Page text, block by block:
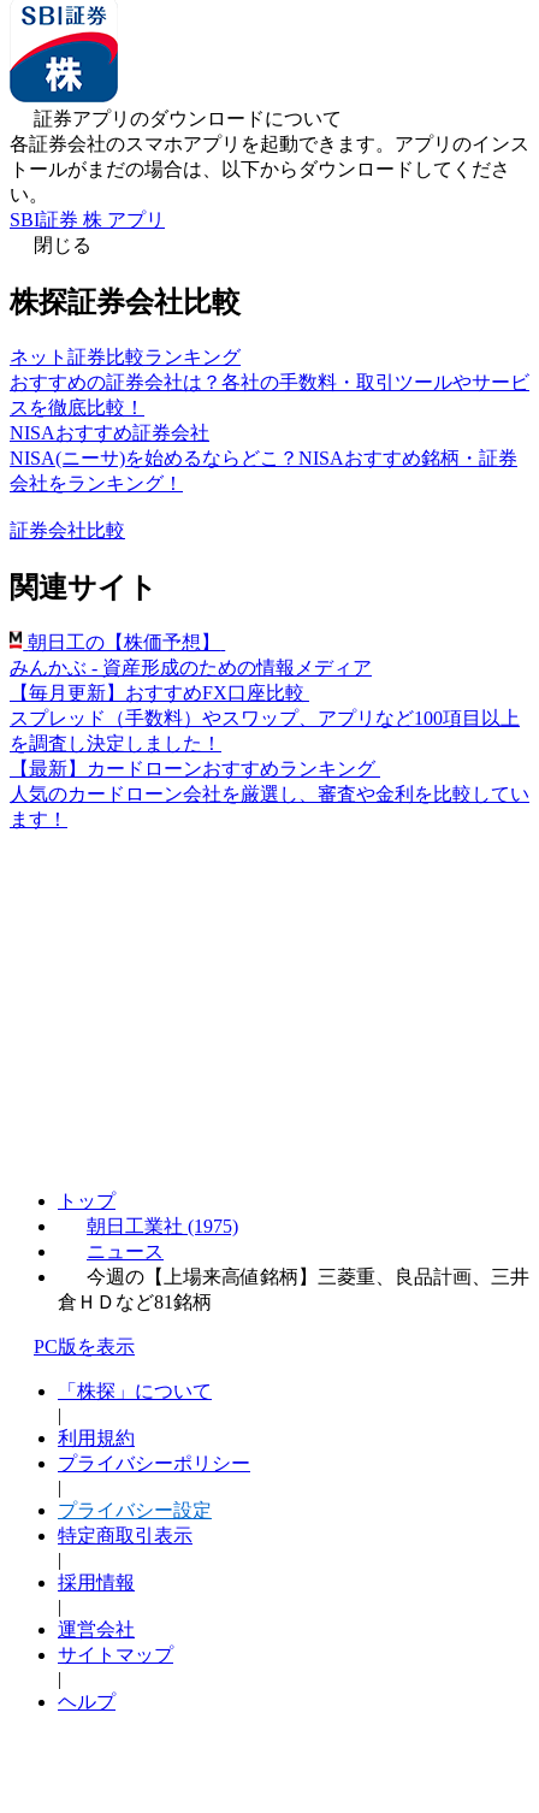
証券アプリのダウンロードについて
各証券会社のスマホアプリを起動できます。アプリのインス
トールがまだの場合は、以下からダウンロードしてくださ
い。
SBI証券 株 アプリ
閉じる
株探証券会社比較
ネット証券比較ランキング
おすすめの証券会社は？各社の手数料・取引ツールやサービ
スを徹底比較！
NISAおすすめ証券会社
NISA(ニーサ)を始めるならどこ？NISAおすすめ銘柄・証券
会社をランキング！
証券会社比較
関連サイト
朝日工の【株価予想】
みんかぶ - 資産形成のための情報メディア
【毎月更新】おすすめFX口座比較
スプレッド（手数料）やスワップ、アプリなど100項目以上
を調査し決定しました！
【最新】カードローンおすすめランキング
人気のカードローン会社を厳選し、審査や金利を比較してい
ます！
トップ
朝日工業社 (1975)
ニュース
今週の【上場来高値銘柄】三菱重、良品計画、三井
倉ＨＤなど81銘柄
PC版を表示
「株探」について
|
利用規約
プライバシーポリシー
|
プライバシー設定
特定商取引表示
|
採用情報
|
運営会社
サイトマップ
|
ヘルプ